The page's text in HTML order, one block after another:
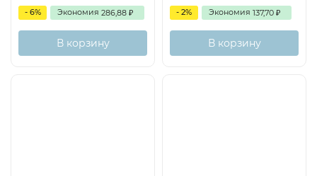
- 6% Экономия 286,88 ₽
В корзину
- 2% Экономия 137,70 ₽
В корзину